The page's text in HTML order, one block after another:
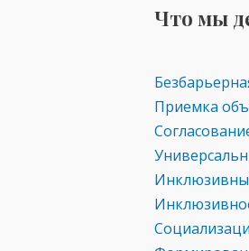
Что мы
Приемка